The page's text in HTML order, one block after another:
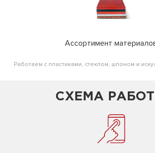
Ассортимент
Работаем с пластиками, стеклом, шпоном и
СХЕМА